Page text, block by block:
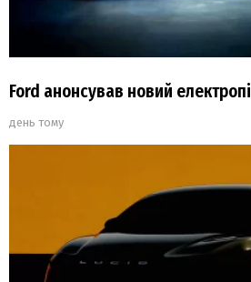
Ford анонсував новий
день тому